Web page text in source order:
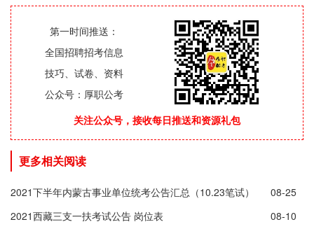
第一时间推送：
全国招聘招考信息
技巧、试卷、资料
公众号：厚职公考
关注公众号，接收每日推送和资源礼包
更多相关阅读
2021下半年内蒙古事业单位统考公告汇总（10.23笔试）
08-25
2021西藏三支一扶考试公告 岗位表
08-10